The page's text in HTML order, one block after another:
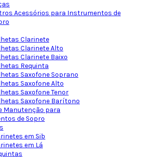
Acessórios para Instrumentos de
Clarinete
Clarinete Alto
Clarinete Baixo
Requinta
Saxofone Soprano
Saxofone Alto
Saxofone Tenor
Saxofone Barítono
Manutenção para
de Sopro
em Sib
em Lá